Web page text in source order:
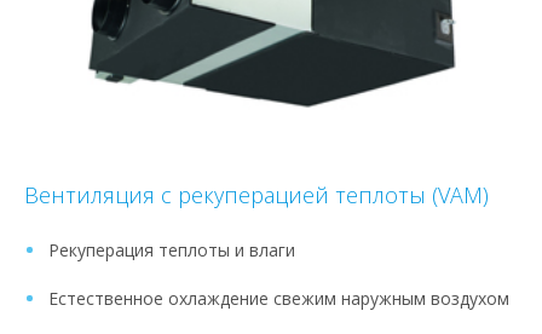
Вентиляция с рекуперацией теплоты (VAM)
Рекуперация теплоты и влаги
Естественное охлаждение свежим наружным воздухом